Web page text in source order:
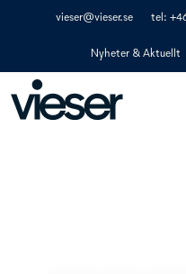
vieser@vieser.se tel:
Nyheter & Aktuellt